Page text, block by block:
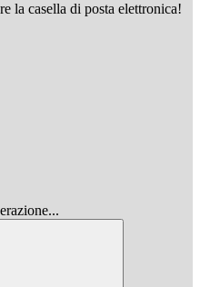
la casella di posta elettronica!